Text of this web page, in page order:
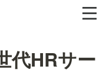
代HRサー